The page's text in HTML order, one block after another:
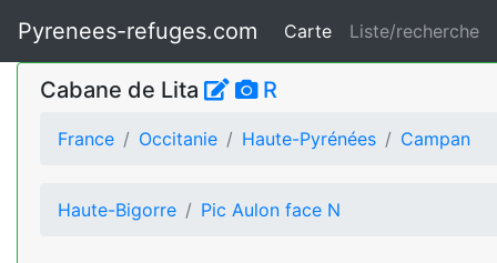
Pyrenees-refuges.com Carte Liste/recherche
Cabane de Lita R
France Occitanie Haute-Pyrénées Campan
Haute-Bigorre Pic Aulon face N